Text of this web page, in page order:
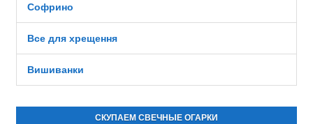
Софрино
Все для хрещення
Вишиванки
СКУПАЕМ СВЕЧНЫЕ ОГАРКИ